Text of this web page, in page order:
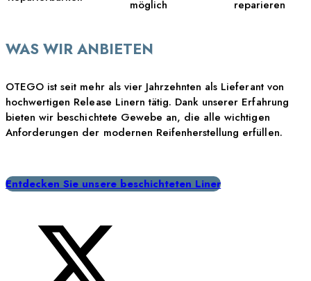
möglich reparieren
WAS WIR ANBIETEN
OTEGO ist seit mehr als vier Jahrzehnten als Lieferant von
hochwertigen Release Linern tätig. Dank unserer Erfahrung
bieten wir beschichtete Gewebe an, die alle wichtigen
Anforderungen der modernen Reifenherstellung erfüllen.
Entdecken Sie unsere beschichteten Liner